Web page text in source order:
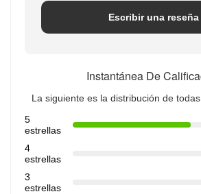
Escribir una reseña
Instantánea De
La siguiente es la distribución de
5
estrellas
4
estrellas
3
estrellas